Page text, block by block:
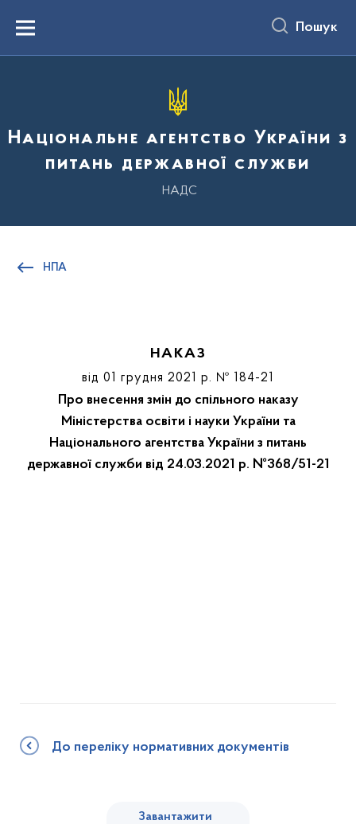
вмістуMenu Пошук
Національне агентство України з
питань державної служби
НАДС
НПА
НАКАЗ
від 01 грудня 2021 р. № 184-21
Про внесення змін до спільного наказу
Міністерства освіти і науки України та
Національного агентства України з питань
державної служби від 24.03.2021 р. №368/51-21
До переліку нормативних документів
Завантажити